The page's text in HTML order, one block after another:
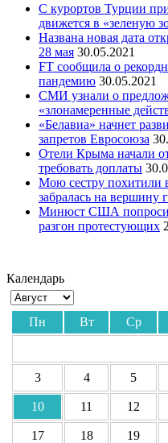
С курортов Турции
движется в «зеленую
Названа новая дата
28 мая 30.05.2021
FT сообщила о
пандемию 30.05.2021
СМИ узнали о
«злонамеренные
«Белавиа» начнет
запретов Евросоюза
Отели Крыма начали
требовать доплаты
Мою сестру похитили
забралась на вершину
Минюст США попросил
разгон протестующих
Календарь
Пн Вт Ср
3 4 5
10 11 12
17 18 19